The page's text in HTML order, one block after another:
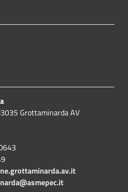
Grottaminarda AV